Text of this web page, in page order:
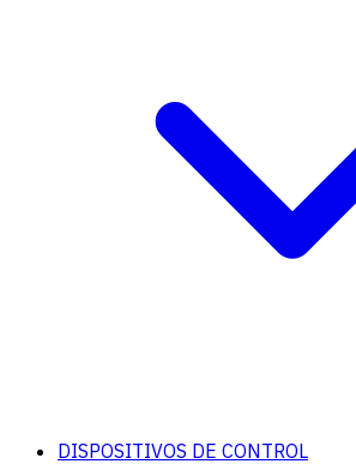
DISPOSITIVOS DE CONTROL